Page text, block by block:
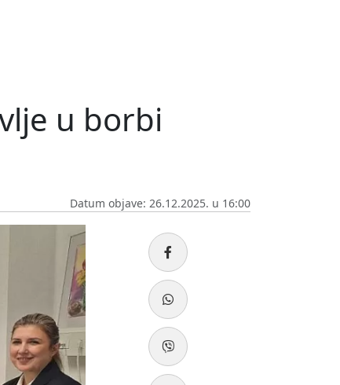
u borbi
Datum objave: 26.12.2025. u 16:00